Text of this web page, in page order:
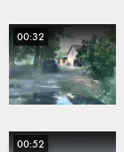
00:32
00:52